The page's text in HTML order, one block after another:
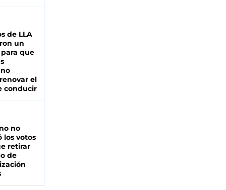
de LLA
un
que
el
conducir
no
los votos
retirar
de